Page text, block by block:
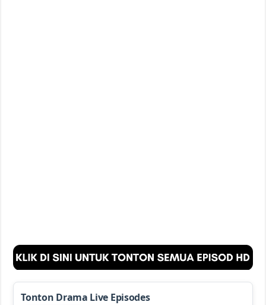
Tonton Drama Live Episodes